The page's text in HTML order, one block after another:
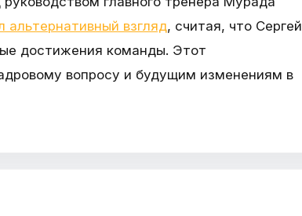
взгляд, считая, что Сергей
достижения команды. Этот
вопросу и будущим изменениям в